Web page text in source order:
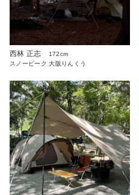
西林 正志
172cm
スノーピーク 大阪りんくう